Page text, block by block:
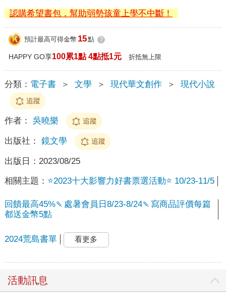
認購希望書包，幫助弱勢孩童上學不中斷！
預計最高可得金幣 15點 ?
HAPPY GO享100累1點 4點抵1元 折抵無上限
分類： 電子書 ＞ 文學 ＞ 現代華文創作 ＞ 現代小說
追蹤
作者： 吳曉樂 追蹤
出版社： 鏡文學 追蹤
出版日： 2023/08/25
相關主題： ⭐2023十大影響力好書票選活動⭐ 10/23-11/5
回饋最高45%🍡處暑會員日8/23-8/24🍡寫商品評價每篇
都送金幣5點
2024荒島書單 看更多
活動訊息